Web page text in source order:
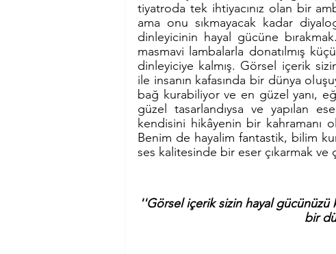
tiyatroda tek ihtiyacınız olan bir
ama onu sıkmayacak kadar
dinleyicinin hayal gücüne
masmavi lambalarla donatılmış
dinleyiciye kalmış. Görsel içerik
ile insanın kafasında bir dünya
bağ kurabiliyor ve en güzel yanı,
güzel tasarlandıysa ve yapılan
kendisini hikâyenin bir kahramanı
Benim de hayalim fantastik, bilim
ses kalitesinde bir eser çıkarmak ve
''Görsel içerik sizin hayal gücünüzü
bir